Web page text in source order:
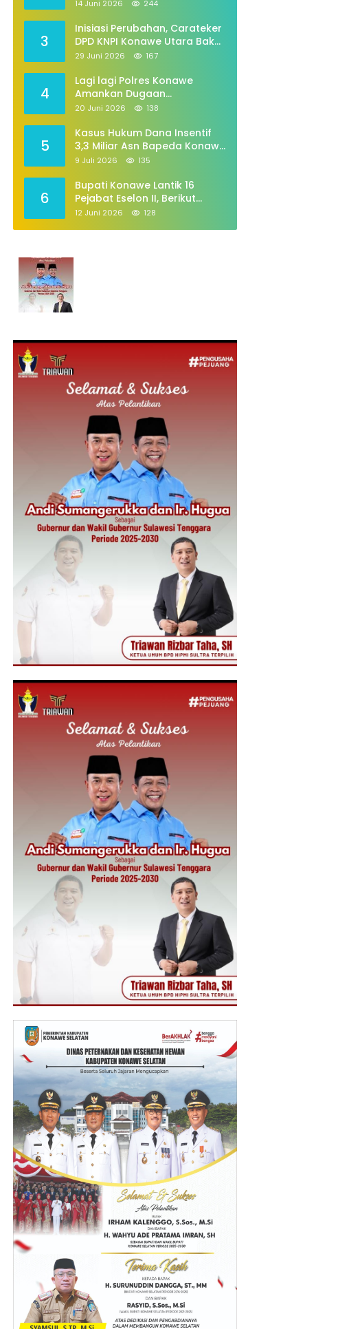
14 Juni 2026 244
3
Inisiasi Perubahan, Carateker
DPD KNPI Konawe Utara Bakal
Gelar Diskusi Pemuda
29 Juni 2026 167
4
Lagi lagi Polres Konawe
Amankan Dugaan
Penyalahgunaan,tabung Gas
20 Juni 2026 138
5
Kasus Hukum Dana Insentif
3,3 Miliar Asn Bapeda Konawe
Jalani pemeriksaan Di
9 Juli 2026 135
6
Bupati Konawe Lantik 16
Pejabat Eselon II, Berikut
Daftarnya
12 Juni 2026 128